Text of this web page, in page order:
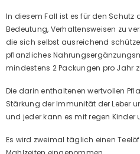
In diesem Fall ist es für den Schutz
Bedeutung, Verhaltensweisen zu
die sich selbst ausreichend
pflanzliches
mindestens 2 Packungen pro Jahr
Die darin enthaltenen wertvollen
Stärkung der Immunität der Leber
und jeder kann es mit regen Kinder
Es wird zweimal täglich einen